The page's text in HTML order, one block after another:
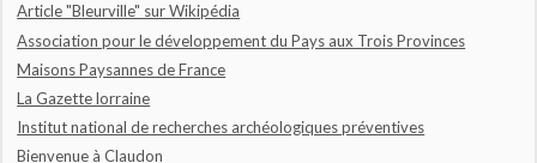
Article "Bleurville" sur Wikipédia
Association pour le développement du Pays aux Trois Provinces
Maisons Paysannes de France
La Gazette lorraine
Institut national de recherches archéologiques préventives
Bienvenue à Claudon